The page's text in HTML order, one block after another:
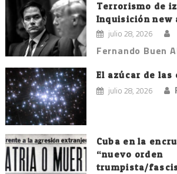
Terrorismo de
Inquisición new
julio 28, 2026
Fernando Buen
El azúcar de
julio 28, 2026
Cuba en la
“nuevo orden
trumpista/